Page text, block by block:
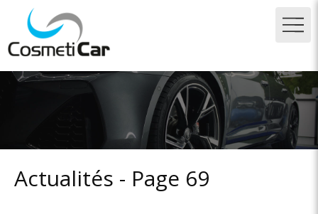
Actualités - Page 69